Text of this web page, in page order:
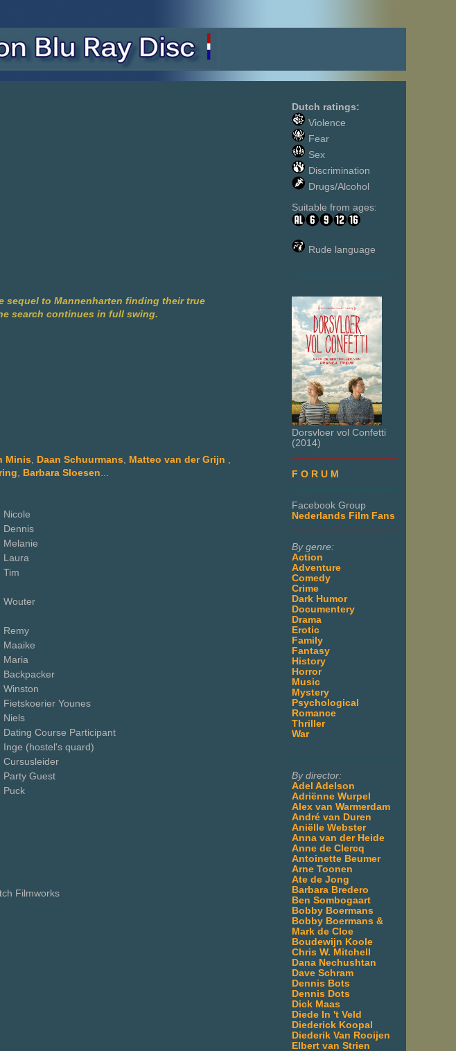
Dutch ratings:
Violence
Fear
Sex
Discrimination
Drugs/Alcohol
Suitable from ages:
Rude language
Dorsvloer vol Confetti
(2014)
F O R U M
Facebook Group
Nederlands Film Fans
By genre:
Action
Adventure
Comedy
Crime
Dark Humor
Documentery
Drama
Erotic
Family
Fantasy
History
Horror
Music
Mystery
Psychological
Romance
Thriller
War
By director:
Adel Adelson
Adriënne Wurpel
Alex van Warmerdam
André van Duren
Aniëlle Webster
Anna van der Heide
Anne de Clercq
Antoinette Beumer
Arne Toonen
Ate de Jong
Barbara Bredero
Ben Sombogaart
Bobby Boermans
Bobby Boermans &
Mark de Cloe
Boudewijn Koole
Chris W. Mitchell
Dana Nechushtan
Dave Schram
Dennis Bots
Dennis Dots
Dick Maas
Diede In 't Veld
Diederick Koopal
Diederik Van Rooijen
Elbert van Strien
sequel to Mannenharten finding their true
search continues in full swing.
Minis Daan Schuurmans Matteo van der Grijn
Barbara Sloesen
Nicole
Dennis
Melanie
Laura
Tim
Wouter
Remy
Maaike
Maria
Backpacker
Winston
Fietskoerier Younes
Niels
Dating Course Participant
Inge (hostel's quard)
Cursusleider
Party Guest
Puck
Filmworks